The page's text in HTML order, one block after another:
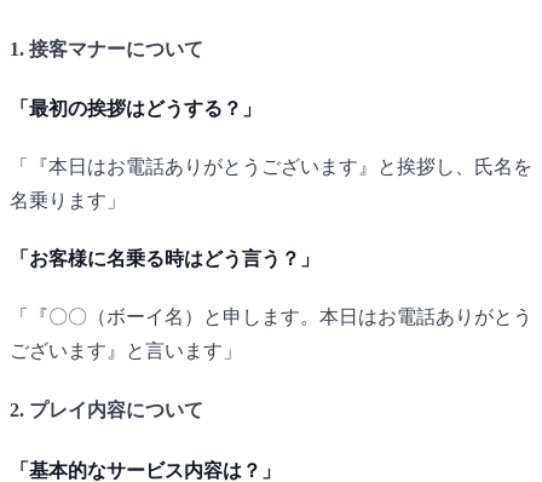
1. 接客マナーについて
「最初の挨拶はどうする？」
「『本日はお電話ありがとうございます』と挨拶し、氏名を
名乗ります」
「お客様に名乗る時はどう言う？」
「『〇〇（ボーイ名）と申します。本日はお電話ありがとう
ございます』と言います」
2. プレイ内容について
「基本的なサービス内容は？」